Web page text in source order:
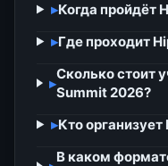
▸Когда пройдёт
▸Где проходит
▸
Сколько стоит
Summit 2026?
▸Кто
В каком